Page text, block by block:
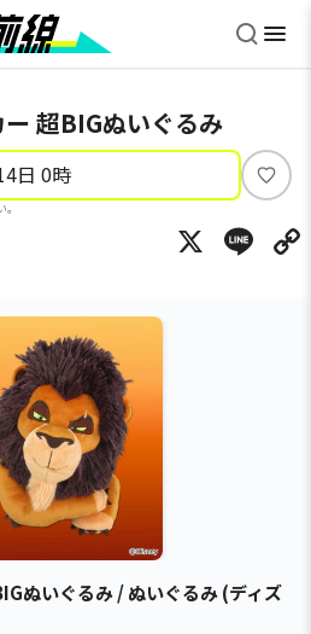
ー 超BIGぬいぐるみ
日 0時
い
ね
X
ぬいぐるみ / ぬいぐるみ (ディズ